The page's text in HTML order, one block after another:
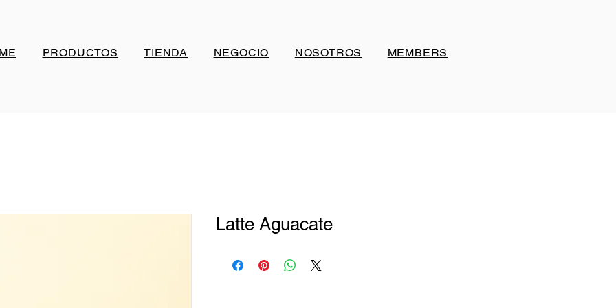
PRODUCTOS TIENDA NEGOCIO NOSOTROS MEMBERS
Latte Aguacate